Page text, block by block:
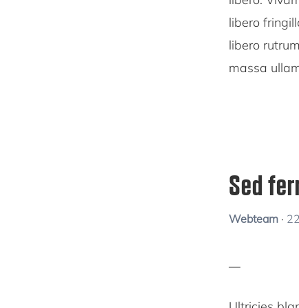
libero
libero
massa
Sed
Webteam ·